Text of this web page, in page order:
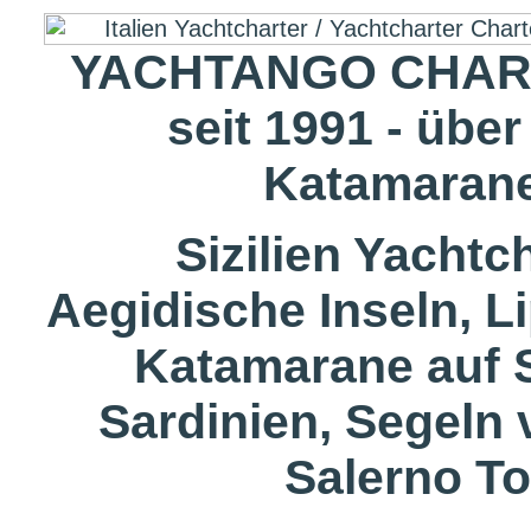
YACHTANGO
seit 1991 -
Sizilien
Aegidische Inseln,
Katamarane auf
Sardinien, Segeln
Salerno